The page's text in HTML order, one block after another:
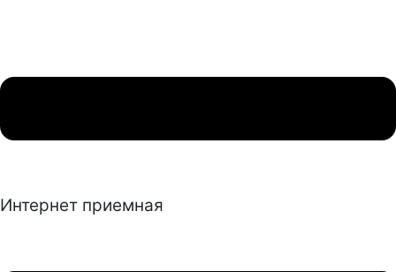
Интернет приемная